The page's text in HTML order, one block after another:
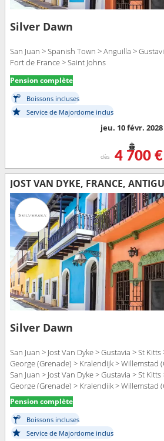
Silver Dawn
San Juan > Spanish Town > Anguilla >
Fort de France > Saint Johns
Pension complète
Boissons incluses
Service de Majordome inclus
jeu. 10 févr. 2028
dès 4 700 €
Silver Dawn
San Juan > Jost Van Dyke > Gustavia > St
George (Grenade) > Kralendijk > Willemstad
San Juan > Jost Van Dyke > Gustavia > St
George (Grenade) > Kralendijk > Willemstad
San Juan
Pension complète
Boissons incluses
Service de Majordome inclus